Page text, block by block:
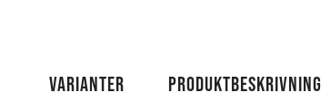
VARIANTER PRODUKTBESKRIVNING